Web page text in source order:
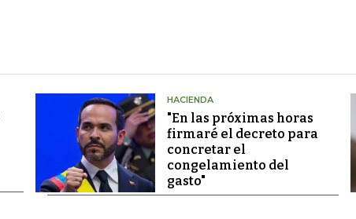
HACIENDA
"En las próximas horas
firmaré el decreto para
concretar el
congelamiento del
gasto"